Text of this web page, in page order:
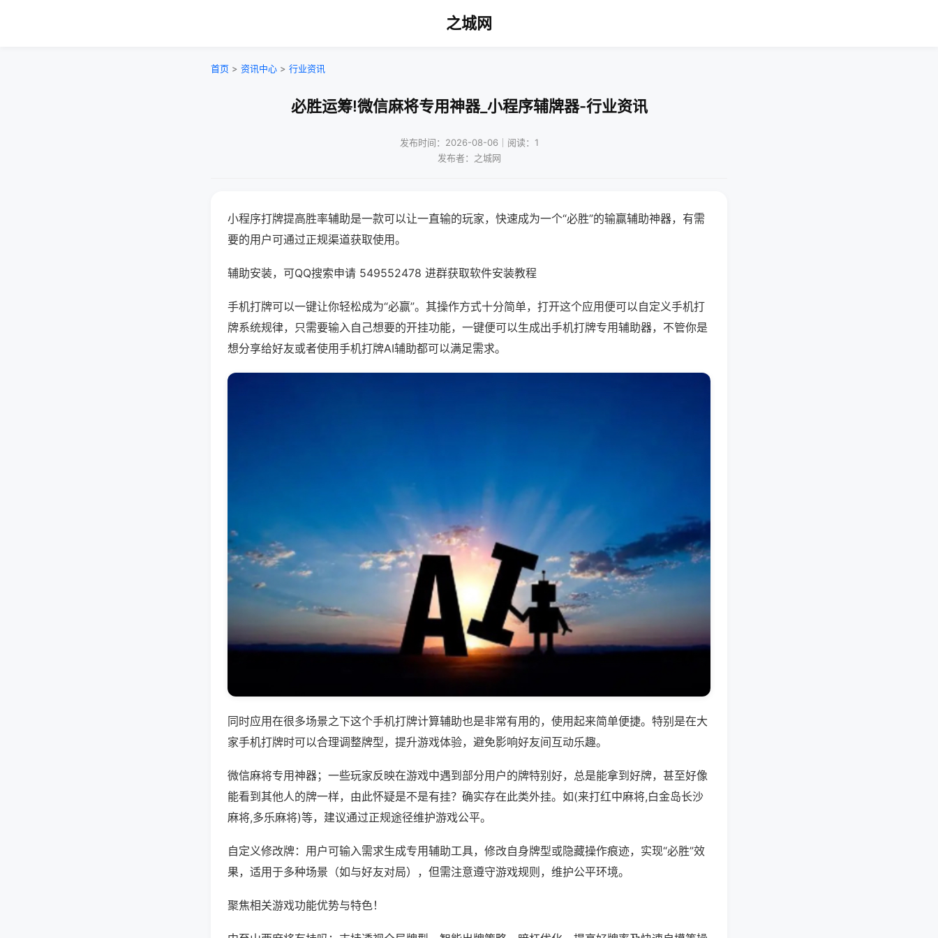
之城网
首页 > 资讯中心 > 行业资讯
必胜运筹!微信麻将专用神器_小程序辅牌器-行业资讯
发布时间：2026-08-06｜阅读：1
发布者：之城网
小程序打牌提高胜率辅助是一款可以让一直输的玩家，快速成为一个“必胜”的输赢辅助神器，有需
要的用户可通过正规渠道获取使用。
辅助安装，可QQ搜索申请 549552478 进群获取软件安装教程
手机打牌可以一键让你轻松成为“必赢”。其操作方式十分简单，打开这个应用便可以自定义手机打
牌系统规律，只需要输入自己想要的开挂功能，一键便可以生成出手机打牌专用辅助器，不管你是
想分享给好友或者使用手机打牌AI辅助都可以满足需求。
同时应用在很多场景之下这个手机打牌计算辅助也是非常有用的，使用起来简单便捷。特别是在大
家手机打牌时可以合理调整牌型，提升游戏体验，避免影响好友间互动乐趣。
微信麻将专用神器；一些玩家反映在游戏中遇到部分用户的牌特别好，总是能拿到好牌，甚至好像
能看到其他人的牌一样，由此怀疑是不是有挂？确实存在此类外挂。如(来打红中麻将,白金岛长沙
麻将,多乐麻将)等，建议通过正规途径维护游戏公平。
自定义修改牌：用户可输入需求生成专用辅助工具，修改自身牌型或隐藏操作痕迹，实现“必胜”效
果，适用于多种场景（如与好友对局），但需注意遵守游戏规则，维护公平环境。
聚焦相关游戏功能优势与特色！